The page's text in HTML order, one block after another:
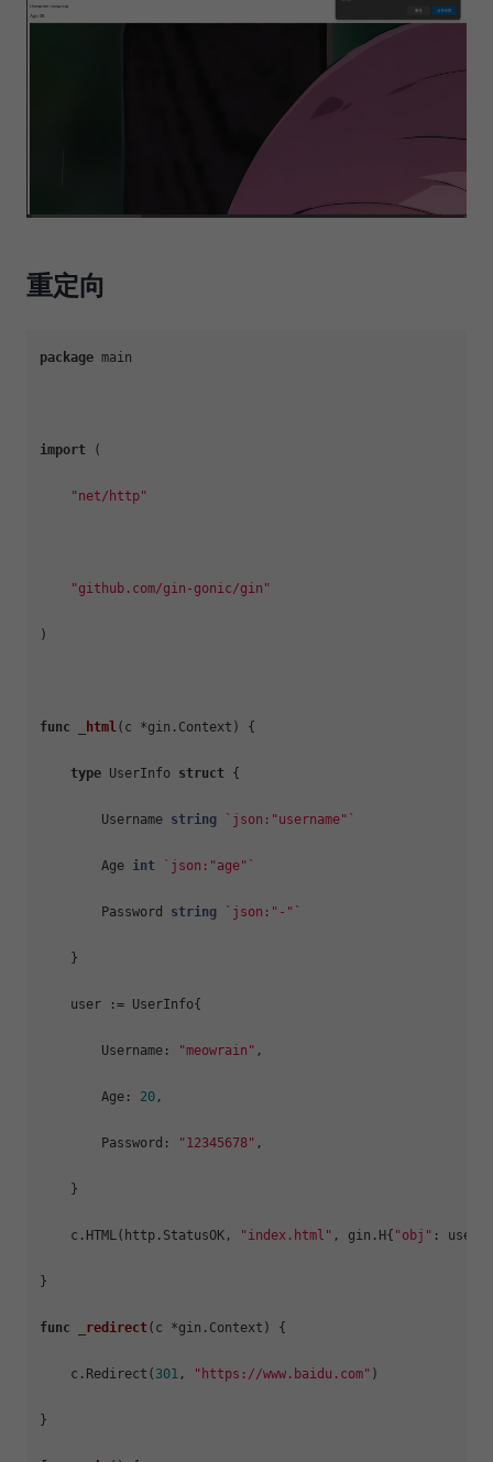
重定向
package main
import (
"net/http"
"github.com/gin-gonic/gin"
)
func html(c *gin.Context) {
type UserInfo struct {
        Username
string `json:"username"`
        Age
int `json:"age"`
        Password
string `json:"-"`
    }
    user := UserInfo{
        Username:
"meowrain" ,
        Age:
20 ,
        Password:
"12345678" ,
    }
    c.HTML(http.StatusOK,
"index.html" , gin.H{ "obj" : user})
}
func redirect(c *gin.Context) {
    c.Redirect(
301 , "https://www.baidu.com" )
}